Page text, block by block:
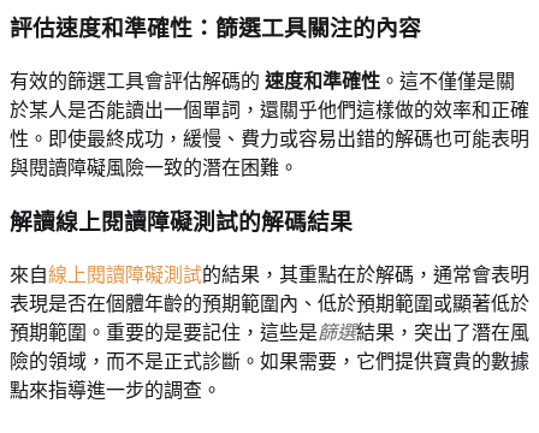
評估速度和準確性：篩選工具關注的內容
有效的篩選工具會評估解碼的 速度和準確性 。這不僅僅是關
於某人是否能讀出一個單詞，還關乎他們這樣做的效率和正確
性。即使最終成功，緩慢、費力或容易出錯的解碼也可能表明
與閱讀障礙風險一致的潛在困難。
解讀線上閱讀障礙測試的解碼結果
來自線上閱讀障礙測試的結果，其重點在於解碼，通常會表明
表現是否在個體年齡的預期範圍內、低於預期範圍或顯著低於
預期範圍。重要的是要記住，這些是篩選結果，突出了潛在風
險的領域，而不是正式診斷。如果需要，它們提供寶貴的數據
點來指導進一步的調查。